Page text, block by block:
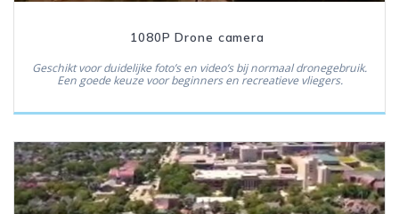
1080P Drone camera
Geschikt voor duidelijke foto’s en video’s bij normaal dronegebruik.
Een goede keuze voor beginners en recreatieve vliegers.